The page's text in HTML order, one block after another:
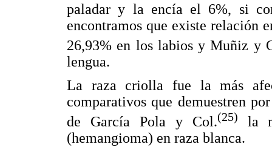
paladar y la encía el 6%, si
encontramos que existe relación
26,93% en los labios y Muñiz y
lengua.
La raza criolla fue la más
comparativos que demuestren
de García Pola y Col.(25)
la
(hemangioma) en raza blanca.